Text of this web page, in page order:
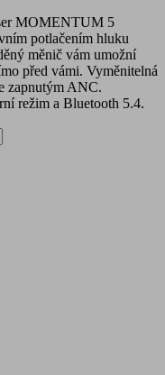
MOMENTUM 5
potlačením hluku
měnič vám umožní
před vámi. Vyměnitelná
zapnutým ANC.
režim a Bluetooth 5.4.